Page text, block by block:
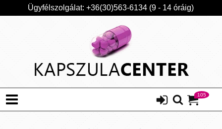
Ügyfélszolgálat: +36(30)563-6134 (9 - 14 óráig)
105